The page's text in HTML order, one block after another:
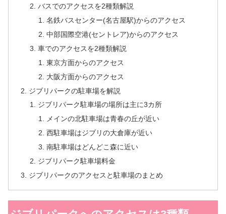
バスでのアクセスを2種類解説
名鉄バスセンター(名古屋駅)からのアクセス
中部国際空港(セントレア)からのアクセス
車でのアクセスを2種類解説
東京方面からのアクセス
大阪方面からのアクセス
ジブリパークの駐車場を解説
ジブリパーク駐車場の場所は主に3カ所
メインの北駐車場は青春の丘が近い
西駐車場はジブリの大倉庫が近い
南駐車場はどんどこ森に近い
ジブリパーク駐車場料金
ジブリパークのアクセスと駐車場のまとめ